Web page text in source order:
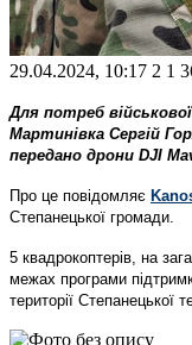
29.04.2024, 10:17 2 1
Для потреб
Мартинівка Сергій
передано дрони DJI
Про це повідомляє
Степанецької громади.
5 квадрокоптерів, на
межах програми
території Степанецької